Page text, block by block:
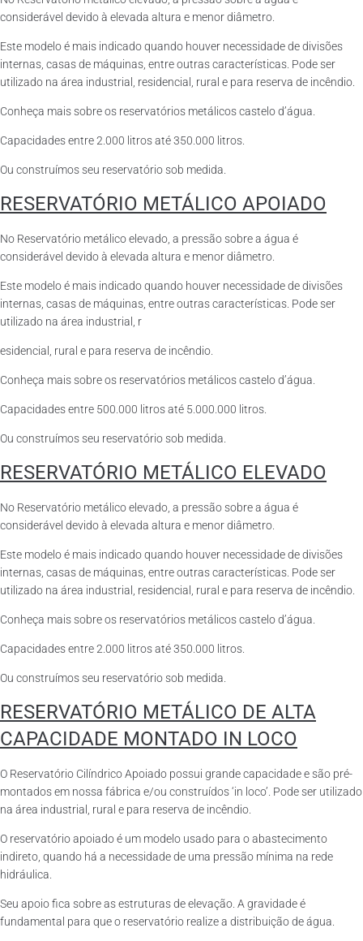
considerável devido à elevada altura e menor diâmetro.
Este modelo é mais indicado quando houver necessidade de divisões
internas, casas de máquinas, entre outras características. Pode ser
utilizado na área industrial, residencial, rural e para reserva de incêndio.
Conheça mais sobre os reservatórios metálicos castelo d’água.
Capacidades entre 2.000 litros até 350.000 litros.
Ou construímos seu reservatório sob medida.
RESERVATÓRIO METÁLICO APOIADO
No Reservatório metálico elevado, a pressão sobre a água é
considerável devido à elevada altura e menor diâmetro.
Este modelo é mais indicado quando houver necessidade de divisões
internas, casas de máquinas, entre outras características. Pode ser
utilizado na área industrial, r
esidencial, rural e para reserva de incêndio.
Conheça mais sobre os reservatórios metálicos castelo d’água.
Capacidades entre 500.000 litros até 5.000.000 litros.
Ou construímos seu reservatório sob medida.
RESERVATÓRIO METÁLICO ELEVADO
No Reservatório metálico elevado, a pressão sobre a água é
considerável devido à elevada altura e menor diâmetro.
Este modelo é mais indicado quando houver necessidade de divisões
internas, casas de máquinas, entre outras características. Pode ser
utilizado na área industrial, residencial, rural e para reserva de incêndio.
Conheça mais sobre os reservatórios metálicos castelo d’água.
Capacidades entre 2.000 litros até 350.000 litros.
Ou construímos seu reservatório sob medida.
RESERVATÓRIO METÁLICO DE ALTA
CAPACIDADE MONTADO IN LOCO
O Reservatório Cilíndrico Apoiado possui grande capacidade e são pré-
montados em nossa fábrica e/ou construídos ‘in loco’. Pode ser utilizado
na área industrial, rural e para reserva de incêndio.
O reservatório apoiado é um modelo usado para o abastecimento
indireto, quando há a necessidade de uma pressão mínima na rede
hidráulica.
Seu apoio fica sobre as estruturas de elevação. A gravidade é
fundamental para que o reservatório realize a distribuição de água.